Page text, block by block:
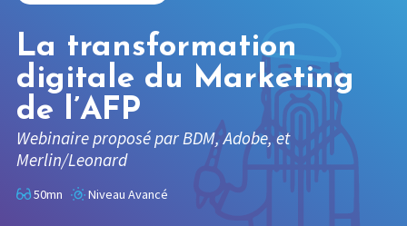
Ressources
Agenda
Contact
Mon compte
English
La transformation
digitale du Marketing
de l’AFP
Webinaire proposé par BDM, Adobe, et
Merlin/Leonard
50mn Niveau Avancé